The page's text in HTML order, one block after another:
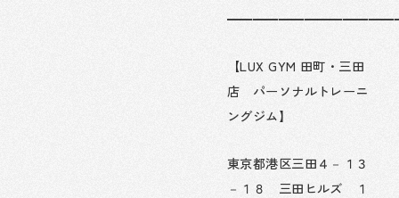
【LUX GYM 田町・三田
店 パーソナルトレーニ
ングジム】
東京都港区三田４－１３
－１８ 三田ヒルズ １